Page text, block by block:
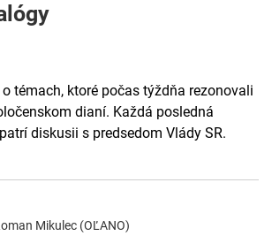
témach, ktoré počas týždňa rezonovali
dianí. Každá posledná
diskusii s predsedom Vlády SR.
Mikulec (OĽANO)